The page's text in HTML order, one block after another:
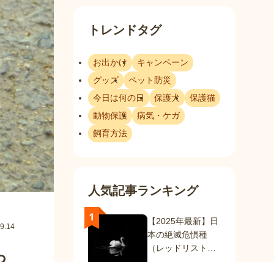
トレンドタグ
お出かけ
キャンペーン
グッズ
ペット防災
今日は何の日
保護犬
保護猫
動物保護
病気・ケガ
飼育方法
人気記事ランキング
【2025年最新】日
本の絶滅危惧種
（レッドリスト）